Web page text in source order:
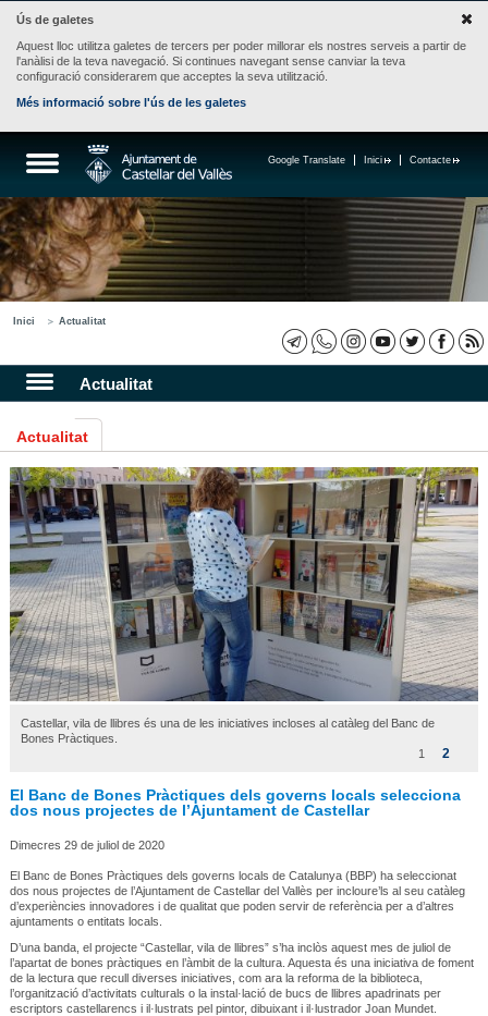
Ús de galetes
Aquest lloc utilitza galetes de tercers per poder millorar els nostres serveis a partir de
l'anàlisi de la teva navegació. Si continues navegant sense canviar la teva
configuració considerarem que acceptes la seva utilització.
Més informació sobre l'ús de les galetes
Contacte
Inici
Google Translate
Inici Actualitat
Actualitat
Actualitat
Castellar, vila de llibres és una de les iniciatives incloses al catàleg del Banc de
Bones Pràctiques.
1
2
El Banc de Bones Pràctiques dels governs locals selecciona
dos nous projectes de l’Ajuntament de Castellar
Dimecres 29 de juliol de 2020
El Banc de Bones Pràctiques dels governs locals de Catalunya (BBP) ha seleccionat
dos nous projectes de l’Ajuntament de Castellar del Vallès per incloure’ls al seu catàleg
d’experiències innovadores i de qualitat que poden servir de referència per a d’altres
ajuntaments o entitats locals.
D’una banda, el projecte “Castellar, vila de llibres” s’ha inclòs aquest mes de juliol de
l’apartat de bones pràctiques en l’àmbit de la cultura. Aquesta és una iniciativa de foment
de la lectura que recull diverses iniciatives, com ara la reforma de la biblioteca,
l’organització d’activitats culturals o la instal·lació de bucs de llibres apadrinats per
escriptors castellarencs i il·lustrats pel pintor, dibuixant i il·lustrador Joan Mundet.